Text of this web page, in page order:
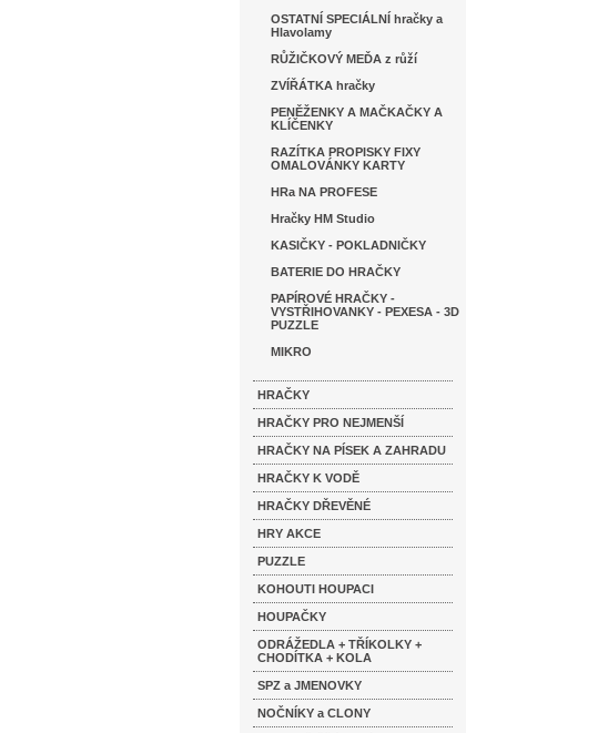
OSTATNÍ SPECIÁLNÍ hračky a
Hlavolamy
RŮŽIČKOVÝ MEĎA z růží
ZVÍŘÁTKA hračky
PENĚŽENKY A MAČKAČKY A
KLÍČENKY
RAZÍTKA PROPISKY FIXY
OMALOVÁNKY KARTY
HRa NA PROFESE
Hračky HM Studio
KASIČKY - POKLADNIČKY
BATERIE DO HRAČKY
PAPÍROVÉ HRAČKY -
VYSTŘIHOVANKY - PEXESA - 3D
PUZZLE
MIKRO
HRAČKY
HRAČKY PRO NEJMENŠÍ
HRAČKY NA PÍSEK A ZAHRADU
HRAČKY K VODĚ
HRAČKY DŘEVĚNÉ
HRY AKCE
PUZZLE
KOHOUTI HOUPACI
HOUPAČKY
ODRÁŽEDLA + TŘÍKOLKY +
CHODÍTKA + KOLA
SPZ a JMENOVKY
NOČNÍKY a CLONY